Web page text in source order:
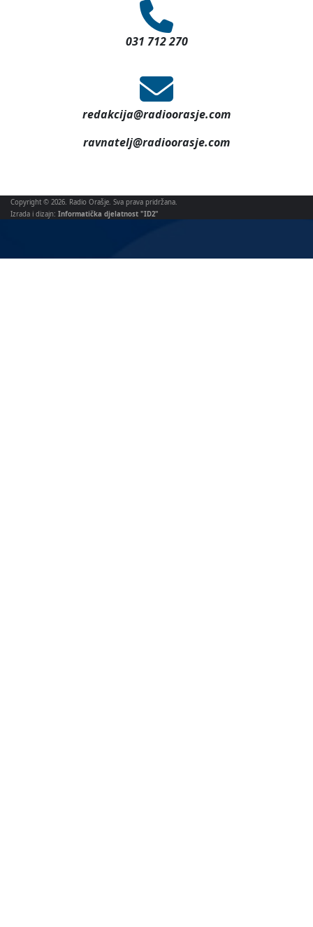
031 712 270
redakcija@radioorasje.com
ravnatelj@radioorasje.com
Copyright © 2026. Radio Orašje. Sva prava pridržana.
Izrada i dizajn: Informatička djelatnost "ID2"